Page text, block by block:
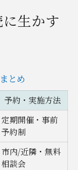
生かす
とめ
予約・実施方法
定期開催・事前
予約制
市内/近隣・無料
相談会